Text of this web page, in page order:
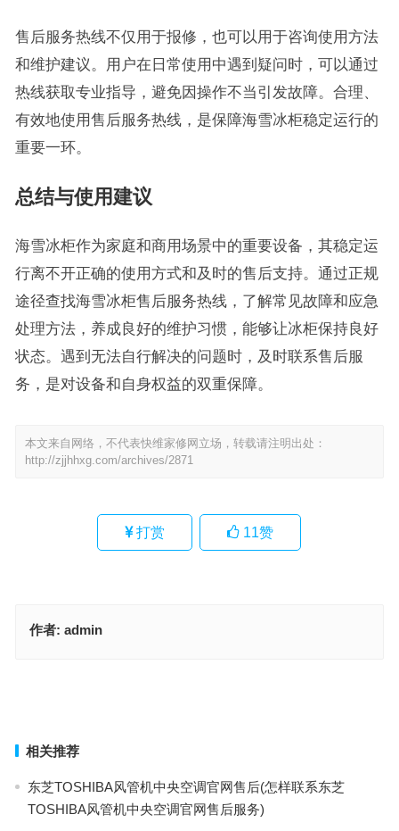
售后服务热线不仅用于报修，也可以用于咨询使用方法
和维护建议。用户在日常使用中遇到疑问时，可以通过
热线获取专业指导，避免因操作不当引发故障。合理、
有效地使用售后服务热线，是保障海雪冰柜稳定运行的
重要一环。
总结与使用建议
海雪冰柜作为家庭和商用场景中的重要设备，其稳定运
行离不开正确的使用方式和及时的售后支持。通过正规
途径查找海雪冰柜售后服务热线，了解常见故障和应急
处理方法，养成良好的维护习惯，能够让冰柜保持良好
状态。遇到无法自行解决的问题时，及时联系售后服
务，是对设备和自身权益的双重保障。
本文来自网络，不代表快维家修网立场，转载请注明出处：
http://zjjhhxg.com/archives/2871
打赏 11赞
作者: admin
相关推荐
东芝TOSHIBA风管机中央空调官网售后(怎样联系东芝
TOSHIBA风管机中央空调官网售后服务)